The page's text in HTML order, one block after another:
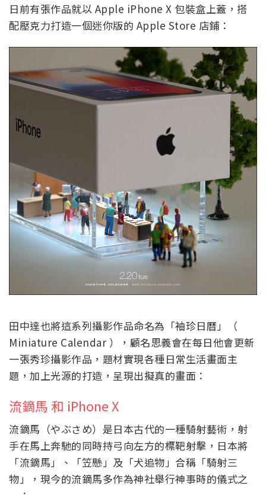
日前有張作品就以 Apple iPhone X 包裝盒上蓋，搭
配壓克力打造一個迷你版的 Apple Store 店鋪：
田中達也將這系列攝影作品命名為「袖珍日曆」（
Miniature Calendar ），顧名思義會在每日他會更新
一張秀珍攝影作品，題材實現各種日常生活畫面主
題，加上光源的打造，呈現出擬真的畫面：
流鏑馬 和 iPhone X
流鏑馬（やぶさめ）是日本古代的一種騎射藝術，射
手在馬上奔馳的同時持弓向左方的標靶射擊，日本將
「流鏑馬」、「笠懸」及「犬追物」合稱「騎射三
物」，現今的流鏑馬多作為神社舉行神事時的儀式之